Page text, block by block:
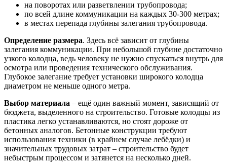
на поворотах или разветвлении трубопровода;
по всей длине коммуникации на каждых 30-300 метрах;
в местах перепада глубины залегания трубопровода.
Определение размера. Здесь всё зависит от глубины
залегания коммуникации. При небольшой глубине достаточно
узкого колодца, ведь человеку не нужно спускаться внутрь для
осмотра или проведения технического обслуживания.
Глубокое залегание требует установки широкого колодца
диаметром не меньше одного метра.
Выбор материала – ещё один важный момент, зависящий от
бюджета, выделенного на строительство. Готовые колодцы из
пластика легко устанавливаются, но стоят дороже от
бетонных аналогов. Бетонные конструкции требуют
использования техники (в крайнем случае лебёдки) и
значительных трудовых затрат – строительство будет
небыстрым процессом и затянется на несколько дней.